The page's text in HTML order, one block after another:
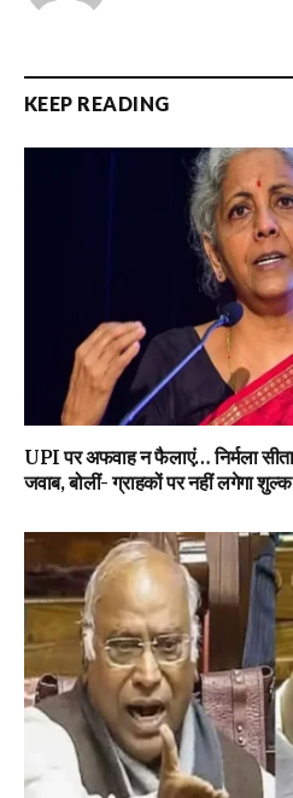
KEEP READING
UPI पर अफवाह न फैलाएं… निर्मला
जवाब, बोलीं- ग्राहकों पर नहीं लगेगा शुल्क